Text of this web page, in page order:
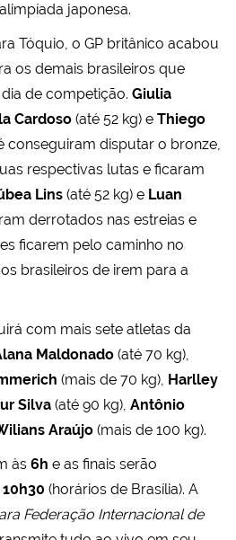
japonesa.
Tóquio, o GP britânico acabou
os demais brasileiros que
de competição. Giulia
Cardoso (até 52 kg) e Thiego
conseguiram disputar o bronze,
respectivas lutas e ficaram
Lins (até 52 kg) e Luan
derrotados nas estreias e
ficarem pelo caminho no
brasileiros de irem para a
com mais sete atletas da
Maldonado (até 70 kg),
(mais de 70 kg), Harlley
Silva (até 90 kg), Antônio
Araújo (mais de 100 kg).
às 6h e as finais serão
10h30 (horários de Brasília). A
Federação Internacional de